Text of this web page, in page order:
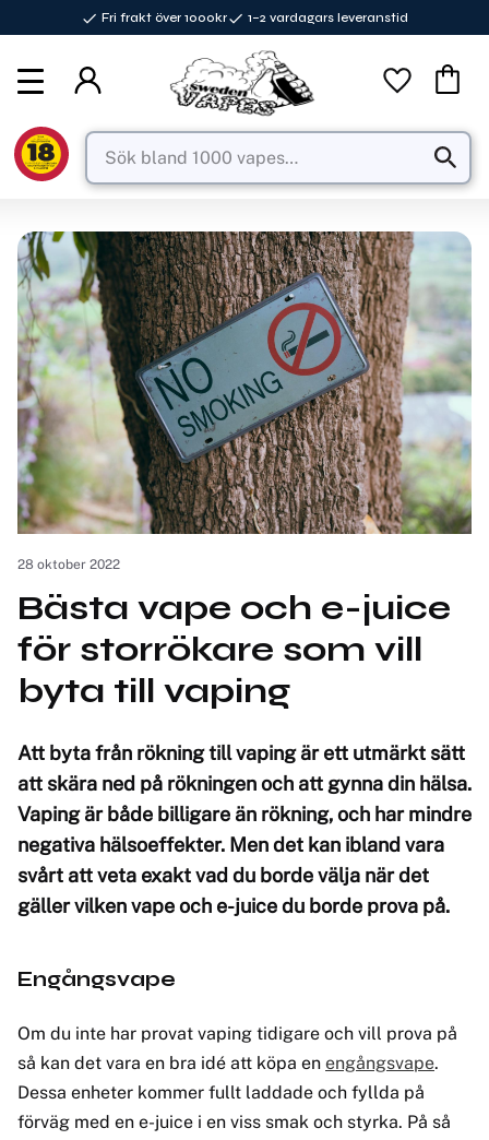
Fri frakt över 1000kr 1–2 vardagars leveranstid
Favoriter
28 oktober 2022
Bästa vape och e-juice
för storrökare som vill
byta till vaping
Att byta från rökning till vaping är ett utmärkt sätt
att skära ned på rökningen och att gynna din hälsa.
Vaping är både billigare än rökning, och har mindre
negativa hälsoeffekter. Men det kan ibland vara
svårt att veta exakt vad du borde välja när det
gäller vilken vape och e-juice du borde prova på.
Engångsvape
Om du inte har provat vaping tidigare och vill prova på
så kan det vara en bra idé att köpa en engångsvape.
Dessa enheter kommer fullt laddade och fyllda på
förväg med en e-juice i en viss smak och styrka. På så